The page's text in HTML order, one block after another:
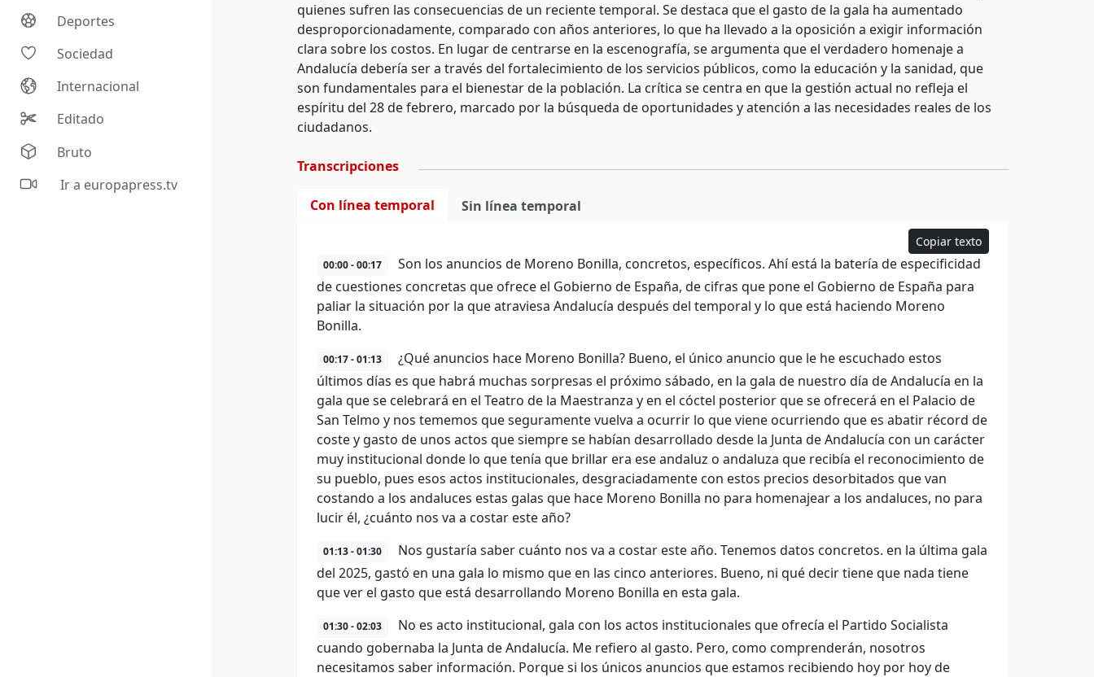
Deportes
Sociedad
Internacional
Editado
Bruto
Ir a europapress.tv
quienes sufren las consecuencias de un reciente temporal. Se destaca que el gasto de la gala ha aumentado
desproporcionadamente, comparado con años anteriores, lo que ha llevado a la oposición a exigir información
clara sobre los costos. En lugar de centrarse en la escenografía, se argumenta que el verdadero homenaje a
Andalucía debería ser a través del fortalecimiento de los servicios públicos, como la educación y la sanidad, que
son fundamentales para el bienestar de la población. La crítica se centra en que la gestión actual no refleja el
espíritu del 28 de febrero, marcado por la búsqueda de oportunidades y atención a las necesidades reales de los
ciudadanos.
Transcripciones
Con línea temporal Sin línea temporal
Copiar texto
00:00 - 00:17
Son los anuncios de Moreno Bonilla, concretos, específicos. Ahí está la batería de especificidad
de cuestiones concretas que ofrece el Gobierno de España, de cifras que pone el Gobierno de España para
paliar la situación por la que atraviesa Andalucía después del temporal y lo que está haciendo Moreno
Bonilla.
00:17 - 01:13
¿Qué anuncios hace Moreno Bonilla? Bueno, el único anuncio que le he escuchado estos
últimos días es que habrá muchas sorpresas el próximo sábado, en la gala de nuestro día de Andalucía en la
gala que se celebrará en el Teatro de la Maestranza y en el cóctel posterior que se ofrecerá en el Palacio de
San Telmo y nos tememos que seguramente vuelva a ocurrir lo que viene ocurriendo que es abatir récord de
coste y gasto de unos actos que siempre se habían desarrollado desde la Junta de Andalucía con un carácter
muy institucional donde lo que tenía que brillar era ese andaluz o andaluza que recibía el reconocimiento de
su pueblo, pues esos actos institucionales, desgraciadamente con estos precios desorbitados que van
costando a los andaluces estas galas que hace Moreno Bonilla no para homenajear a los andaluces, no para
lucir él, ¿cuánto nos va a costar este año?
01:13 - 01:30
Nos gustaría saber cuánto nos va a costar este año. Tenemos datos concretos. en la última gala
del 2025, gastó en una gala lo mismo que en las cinco anteriores. Bueno, ni qué decir tiene que nada tiene
que ver el gasto que está desarrollando Moreno Bonilla en esta gala.
01:30 - 02:03
No es acto institucional, gala con los actos institucionales que ofrecía el Partido Socialista
cuando gobernaba la Junta de Andalucía. Me refiero al gasto. Pero, como comprenderán, nosotros
necesitamos saber información. Porque si los únicos anuncios que estamos recibiendo hoy por hoy de